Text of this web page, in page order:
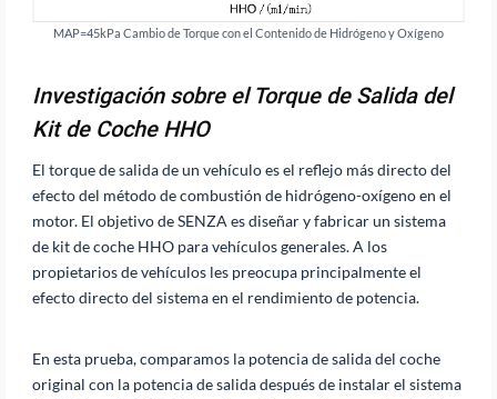
MAP=45kPa Cambio de Torque con el Contenido de Hidrógeno y Oxígeno
Investigación sobre el Torque de Salida del
Kit de Coche HHO
El torque de salida de un vehículo es el reflejo más directo del
efecto del método de combustión de hidrógeno-oxígeno en el
motor. El objetivo de SENZA es diseñar y fabricar un sistema
de kit de coche HHO para vehículos generales. A los
propietarios de vehículos les preocupa principalmente el
efecto directo del sistema en el rendimiento de potencia.
En esta prueba, comparamos la potencia de salida del coche
original con la potencia de salida después de instalar el sistema